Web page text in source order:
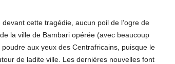
cette tragédie, aucun poil de l’ogre de
la ville de Bambari opérée (avec beaucoup
aux yeux des Centrafricains, puisque le
de ladite ville. Les dernières nouvelles font